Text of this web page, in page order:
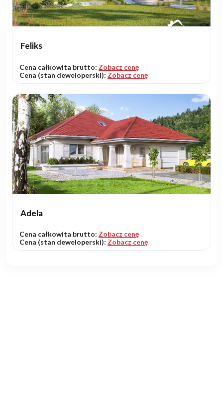
Feliks
Cena całkowita brutto: Zobacz cenę
Cena (stan deweloperski): Zobacz cenę
Adela
Cena całkowita brutto: Zobacz cenę
Cena (stan deweloperski): Zobacz cenę